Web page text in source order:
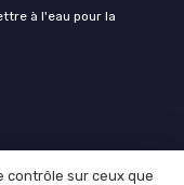
à l'eau pour la
contrôle sur ceux que